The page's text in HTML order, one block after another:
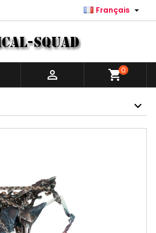
Français 
 shopping_cart0